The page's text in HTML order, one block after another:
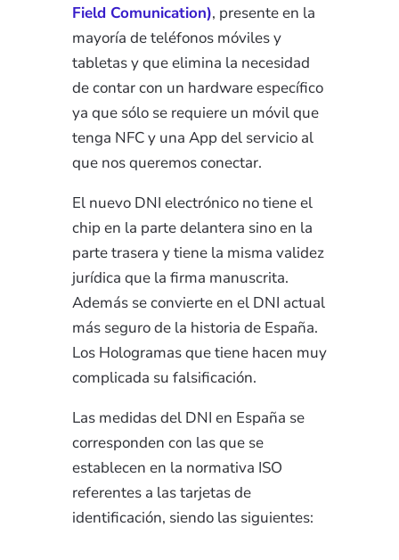
Field Comunication), presente en la
mayoría de teléfonos móviles y
tabletas y que elimina la necesidad
de contar con un hardware específico
ya que sólo se requiere un móvil que
tenga NFC y una App del servicio al
que nos queremos conectar.
El nuevo DNI electrónico no tiene el
chip en la parte delantera sino en la
parte trasera y tiene la misma validez
jurídica que la firma manuscrita.
Además se convierte en el DNI actual
más seguro de la historia de España.
Los Hologramas que tiene hacen muy
complicada su falsificación.
Las medidas del DNI en España se
corresponden con las que se
establecen en la normativa ISO
referentes a las tarjetas de
identificación, siendo las siguientes: